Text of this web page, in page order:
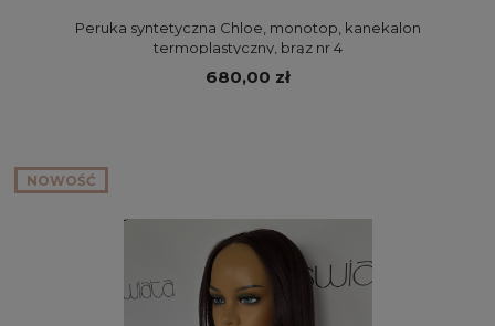
Peruka syntetyczna Chloe, monotop, kanekalon
termoplastyczny, brąz nr 4
680,00 zł
NOWOŚĆ